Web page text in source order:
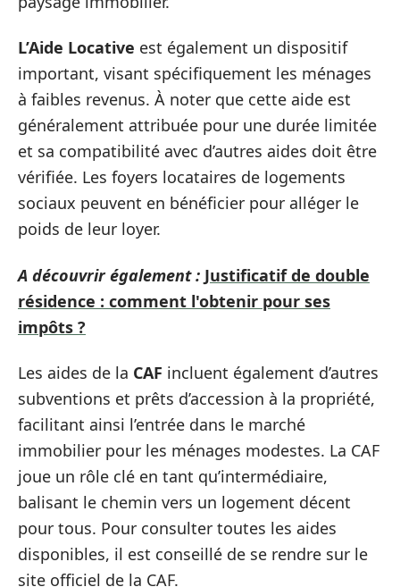
L’Aide Locative est également un dispositif
important, visant spécifiquement les ménages
à faibles revenus. À noter que cette aide est
généralement attribuée pour une durée limitée
et sa compatibilité avec d’autres aides doit être
vérifiée. Les foyers locataires de logements
sociaux peuvent en bénéficier pour alléger le
poids de leur loyer.
A découvrir également : Justificatif de double
résidence : comment l'obtenir pour ses
impôts ?
Les aides de la CAF incluent également d’autres
subventions et prêts d’accession à la propriété,
facilitant ainsi l’entrée dans le marché
immobilier pour les ménages modestes. La CAF
joue un rôle clé en tant qu’intermédiaire,
balisant le chemin vers un logement décent
pour tous. Pour consulter toutes les aides
disponibles, il est conseillé de se rendre sur le
site officiel de la CAF.